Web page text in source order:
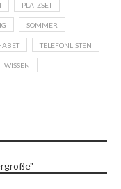
PLATZSET
SOMMER
TELEFONLISTEN
WISSEN